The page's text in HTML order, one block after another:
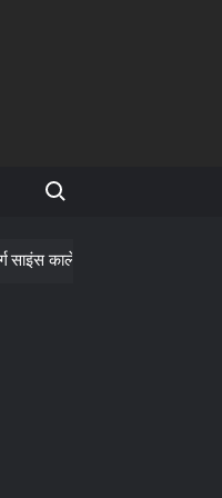
Search for:
समारोह, दी राष्ट्रीय शिक्षा